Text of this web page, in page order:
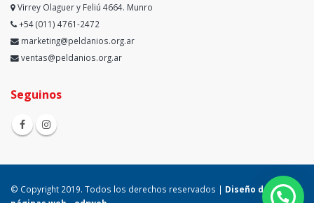
Virrey Olaguer y Feliú 4664. Munro
+54 (011) 4761-2472
marketing@peldanios.org.ar
ventas@peldanios.org.ar
Seguinos
© Copyright 2019. Todos los derechos reservados | Diseño de